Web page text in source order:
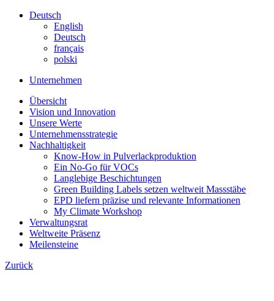
Deutsch
English
Deutsch
français
polski
Unternehmen
Übersicht
Vision und Innovation
Unsere Werte
Unternehmensstrategie
Nachhaltigkeit
Know-How in Pulverlackproduktion
Ein No-Go für VOCs
Langlebige Beschichtungen
Green Building Labels setzen weltweit Massstäbe
EPD liefern präzise und relevante Informationen
My Climate Workshop
Verwaltungsrat
Weltweite Präsenz
Meilensteine
Zurück